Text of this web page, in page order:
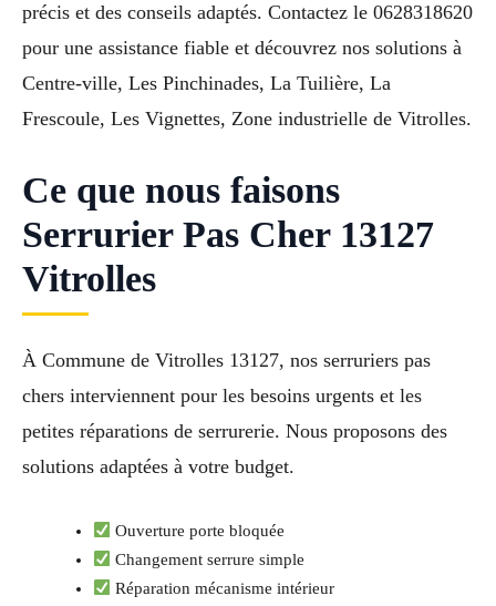
précis et des conseils adaptés. Contactez le 0628318620
pour une assistance fiable et découvrez nos solutions à
Centre-ville, Les Pinchinades, La Tuilière, La
Frescoule, Les Vignettes, Zone industrielle de Vitrolles.
Ce que nous faisons
Serrurier Pas Cher 13127
Vitrolles
À Commune de Vitrolles 13127, nos serruriers pas
chers interviennent pour les besoins urgents et les
petites réparations de serrurerie. Nous proposons des
solutions adaptées à votre budget.
Ouverture porte bloquée
Changement serrure simple
Réparation mécanisme intérieur